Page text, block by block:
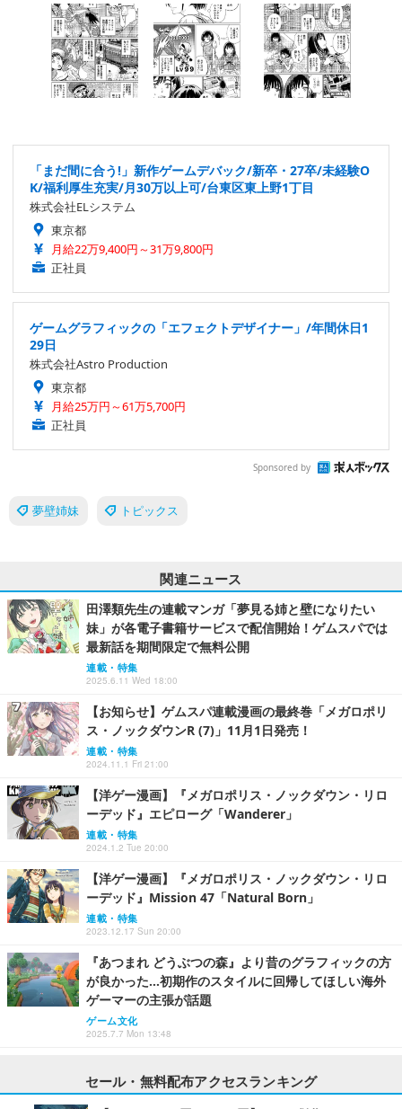
「まだ間に合う!」新作ゲームデバック/新卒・27卒/未経験O
K/福利厚生充実/月30万以上可/台東区東上野1丁目
株式会社ELシステム
東京都
月給22万9,400円～31万9,800円
正社員
ゲームグラフィックの「エフェクトデザイナー」/年間休日1
29日
株式会社Astro Production
東京都
月給25万円～61万5,700円
正社員
Sponsored by
夢壁姉妹 トピックス
関連ニュース
田澤類先生の連載マンガ「夢見る姉と壁になりたい
妹」が各電子書籍サービスで配信開始！ゲムスパでは
最新話を期間限定で無料公開
連載・特集
2025.6.11 Wed 18:00
【お知らせ】ゲムスパ連載漫画の最終巻「メガロポリ
ス・ノックダウンR (7)」11月1日発売！
連載・特集
2024.11.1 Fri 21:00
【洋ゲー漫画】『メガロポリス・ノックダウン・リロ
ーデッド』エピローグ「Wanderer」
連載・特集
2024.1.2 Tue 20:00
【洋ゲー漫画】『メガロポリス・ノックダウン・リロ
ーデッド』Mission 47「Natural Born」
連載・特集
2023.12.17 Sun 20:00
『あつまれ どうぶつの森』より昔のグラフィックの方
が良かった…初期作のスタイルに回帰してほしい海外
ゲーマーの主張が話題
ゲーム文化
2025.7.7 Mon 13:48
セール・無料配布アクセスランキング